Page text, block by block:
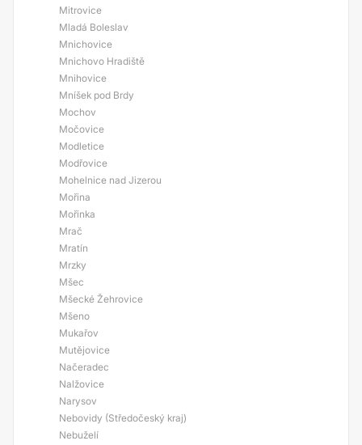
Mitrovice
Mladá Boleslav
Mnichovice
Mnichovo Hradiště
Mnihovice
Mníšek pod Brdy
Mochov
Močovice
Modletice
Modřovice
Mohelnice nad Jizerou
Mořina
Mořinka
Mrač
Mratín
Mrzky
Mšec
Mšecké Žehrovice
Mšeno
Mukařov
Mutějovice
Načeradec
Nalžovice
Narysov
Nebovidy (Středočeský kraj)
Nebuželí